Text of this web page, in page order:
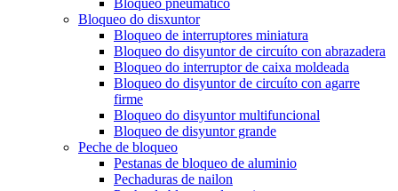
Bloqueo pneumático
Bloqueo do disxuntor
Bloqueo de interruptores miniatura
Bloqueo do disyuntor de circuíto con abrazadera
Bloqueo do interruptor de caixa moldeada
Bloqueo do disyuntor de circuíto con agarre
firme
Bloqueo do disyuntor multifuncional
Bloqueo de disyuntor grande
Peche de bloqueo
Pestanas de bloqueo de aluminio
Pechaduras de nailon